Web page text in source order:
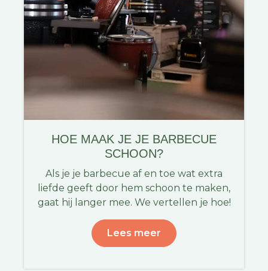
HOE MAAK JE JE BARBECUE
SCHOON?
Als je je barbecue af en toe wat extra
liefde geeft door hem schoon te maken,
gaat hij langer mee. We vertellen je hoe!
Lees meer